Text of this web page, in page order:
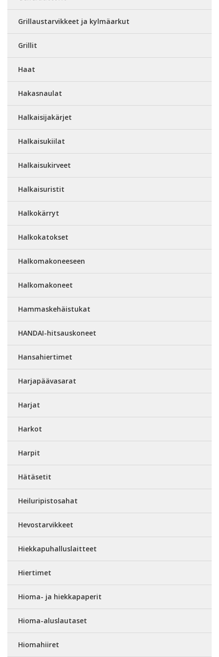
Grillaustarvikkeet ja kylmäarkut
Grillit
Haat
Hakasnaulat
Halkaisijakärjet
Halkaisukiilat
Halkaisukirveet
Halkaisuristit
Halkokärryt
Halkokatokset
Halkomakoneeseen
Halkomakoneet
Hammaskehäistukat
HANDAI-hitsauskoneet
Hansahiertimet
Harjapäävasarat
Harjat
Harkot
Harpit
Hätäsetit
Heiluripistosahat
Hevostarvikkeet
Hiekkapuhalluslaitteet
Hiertimet
Hioma- ja hiekkapaperit
Hioma-aluslautaset
Hiomahiiret